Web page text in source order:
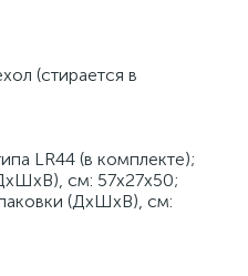
(стирается в
LR44 (в комплекте);
см: 57х27х50;
(ДхШхВ), см: